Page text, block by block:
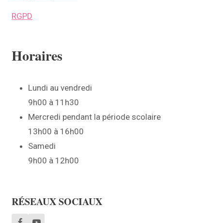
RGPD
Horaires
Lundi au vendredi
9h00 à 11h30
Mercredi pendant la période scolaire
13h00 à 16h00
Samedi
9h00 à 12h00
RÉSEAUX SOCIAUX